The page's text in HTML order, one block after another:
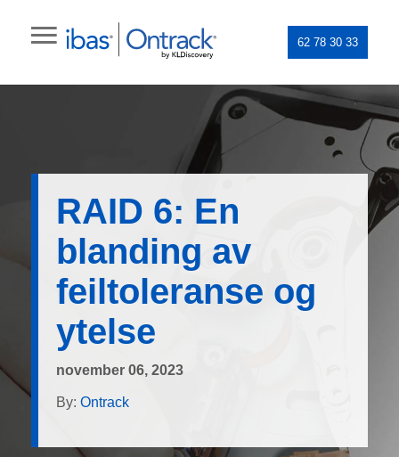
62 78 30 33
RAID 6: En
blanding av
feiltoleranse og
ytelse
november 06, 2023
By: Ontrack